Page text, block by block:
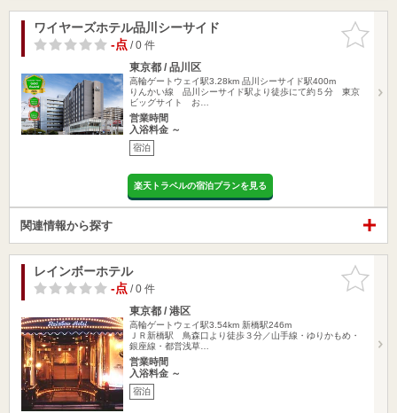
お気に入
りに追加
ワイヤーズホテル品川シーサイド
-点/ 0 件
東京都 / 品川区
高輪ゲートウェイ駅3.28km 品川シーサイド駅400m
りんかい線 品川シーサイド駅より徒歩にて約５分 東京
ビッグサイト お…
営業時間
入浴料金 ～
宿泊
楽天トラベルの宿泊プランを見る
関連情報から探す
お気に入
りに追加
レインボーホテル
-点/ 0 件
東京都 / 港区
高輪ゲートウェイ駅3.54km 新橋駅246m
ＪＲ新橋駅 鳥森口より徒歩３分／山手線・ゆりかもめ・
銀座線・都営浅草…
営業時間
入浴料金 ～
宿泊